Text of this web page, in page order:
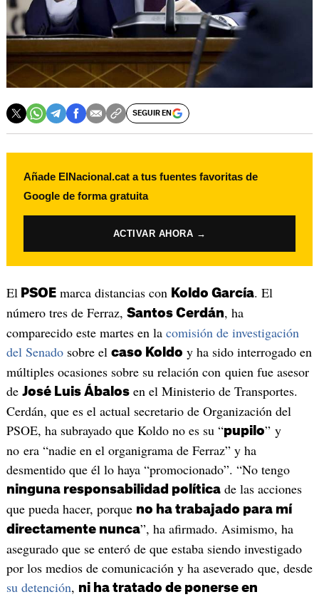
SEGUIR EN
Añade ElNacional.cat a tus fuentes favoritas de
Google de forma gratuita
ACTIVAR AHORA →
El PSOEmarca distancias con Koldo García. El
número tres de Ferraz, Santos Cerdán, ha
comparecido este martes en la comisión de investigación
del Senadosobre el caso Koldo y ha sido interrogado en
múltiples ocasiones sobre su relación con quien fue asesor
de José Luis Ábalosen el Ministerio de Transportes.
Cerdán, que es el actual secretario de Organización del
PSOE, ha subrayado que Koldo no es su “pupilo” y
no era “nadie en el organigrama de Ferraz” y ha
desmentido que él lo haya “promocionado”. “No tengo
ninguna responsabilidad políticade las acciones
que pueda hacer, porque no ha trabajado para mí
directamente nunca”, ha afirmado. Asimismo, ha
asegurado que se enteró de que estaba siendo investigado
por los medios de comunicación y ha aseverado que, desde
su detención, ni ha tratado de ponerse en